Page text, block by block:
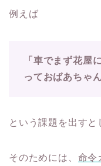
例えば
「車でまず花屋
っておばあちゃ
という課題を出すと
そのためには、 命令